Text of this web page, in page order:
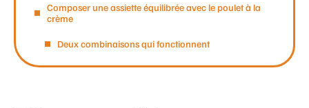
Composer une assiette équilibrée avec le poulet à la
crème
Deux combinaisons qui fonctionnent